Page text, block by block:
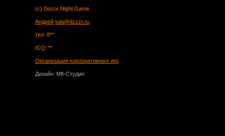
(c) Dozor Night Game
Андрей tula@dzzzr.ru
тел: 8**
ICQ: **
Организация корпоративных игр
Дизайн: МК-Студио